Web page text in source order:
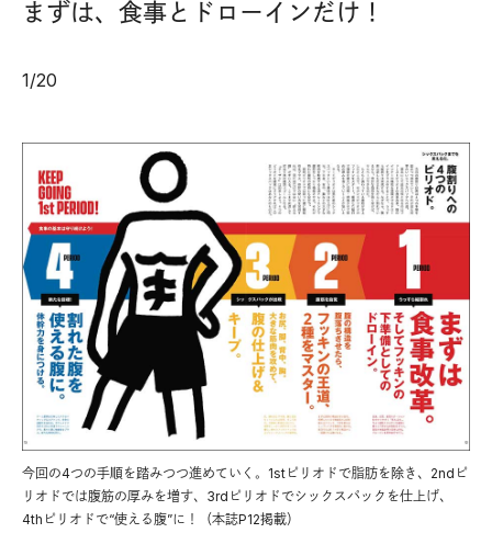
まずは、食事とドローインだけ！
1/20
今回の4つの手順を踏みつつ進めていく。1stピリオドで脂肪を除き、2ndピ
リオドでは腹筋の厚みを増す、3rdピリオドでシックスパックを仕上げ、
4thピリオドで“使える腹”に！（本誌P12掲載）